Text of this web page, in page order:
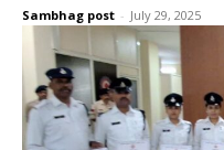
Sambhag post - July 29, 2025